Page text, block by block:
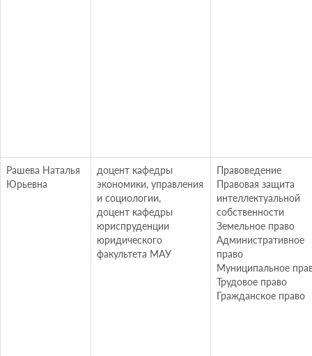
Рашева Наталья
Юрьевна
доцент кафедры
экономики, управления
и социологии,
доцент кафедры
юриспруденции
юридического
факультета МАУ
Правоведение
Правовая защита
интеллектуальной
собственности
Земельное право
Административное
право
Муниципальное
Трудовое право
Гражданское право